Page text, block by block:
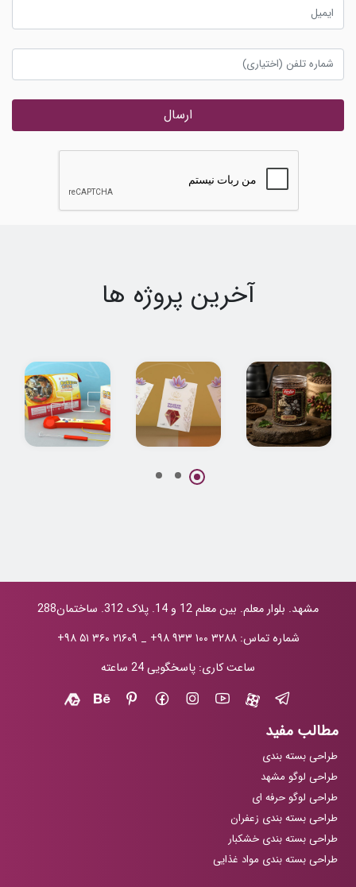
ارسال
آخرین پروژه ها
نوریان
مشهد. بلوار معلم. بین معلم 12 و 14. پلاک 312. ساختمان288
شماره تماس:+۹۸ ۹۳۳ ۱۰۰ ۳۲۸۸ _ +۹۸ ۵۱ ۳۶۰ ۲۱۶۰۹
ساعت کاری: پاسخگویی 24 ساعته
مطالب مفید
طراحی بسته بندی
طراحی لوگو مشهد
طراحی لوگو حرفه ای
طراحی بسته بندی زعفران
طراحی بسته بندی خشکبار
طراحی بسته بندی مواد غذایی